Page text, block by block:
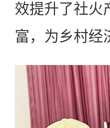
效提升了社火
富，为乡村经